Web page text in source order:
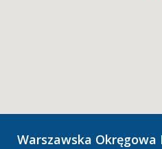
Warszawska Okręgowa